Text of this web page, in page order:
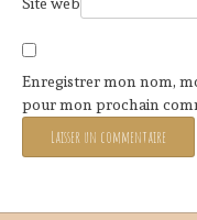
Site web
Enregistrer mon nom,
pour mon prochain